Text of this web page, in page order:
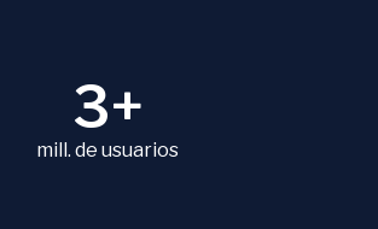
3+
mill. de usuarios